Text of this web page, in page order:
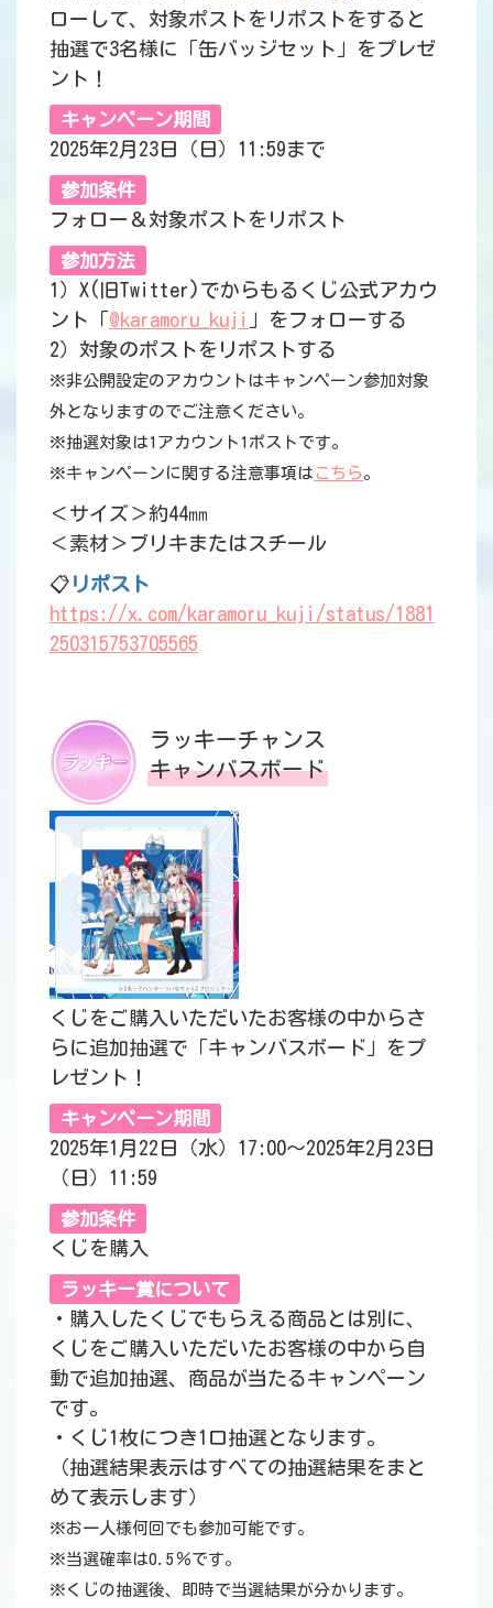
ローして、対象ポストをリポストをすると
抽選で3名様に「缶バッジセット」をプレゼ
ント！
キャンペーン期間
2025年2月23日（日）11:59まで
参加条件
フォロー＆対象ポストをリポスト
参加方法
1）X(旧Twitter)でからもるくじ公式アカウ
ント「@karamoru_kuji 」をフォローする
2）対象のポストをリポストする
※非公開設定のアカウントはキャンペーン参加対象
外となりますのでご注意ください。
※抽選対象は1アカウント1ポストです。
※キャンペーンに関する注意事項は こちら 。
＜サイズ＞約44㎜
＜素材＞ブリキまたはスチール
📋 リポスト
https://x.com/karamoru_kuji/status/1881
250315753705565
ラッキーチャンス
キャンバスボード
くじをご購入いただいたお客様の中からさ
らに追加抽選で「キャンバスボード」をプ
レゼント！
キャンペーン期間
2025年1月22日（水）17:00～2025年2月23日
（日）11:59
参加条件
くじを購入
ラッキー賞について
・購入したくじでもらえる商品とは別に、
くじをご購入いただいたお客様の中から自
動で追加抽選、商品が当たるキャンペーン
です。
・くじ1枚につき1口抽選となります。
（抽選結果表示はすべての抽選結果をまと
めて表示します）
※お一人様何回でも参加可能です。
※当選確率は0.5％です。
※くじの抽選後、即時で当選結果が分かります。